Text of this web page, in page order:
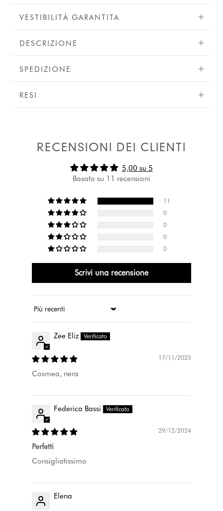
VESTIBILITÀ GARANTITA
DESCRIZIONE
SPEDIZIONE
RESI
RECENSIONI DEI CLIENTI
5,00 su 5
Basato su 11 recensioni
11
0
0
0
0
Scrivi una recensione
Ordina per
Zee Eliz
17/11/2025
Cosmea, nera
Federica Bassi
29/12/2024
Perfetti
Consigliatissimo
Elena